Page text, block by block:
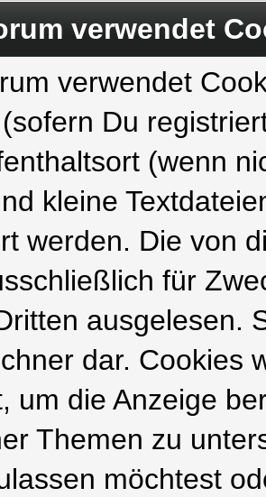
verwendet
verwendet
Du
(wenn
kleine
werden. Die von
für
ausgelesen.
dar. Cookies
um die Anzeige
Themen zu
möchtest